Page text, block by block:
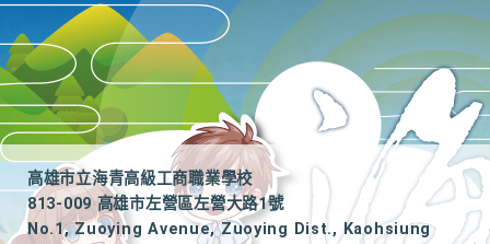
高雄市立海青高級工商職業學校
813-009 高雄市左營區左營大路1號
No.1, Zuoying Avenue, Zuoying Dist., Kaohsiung